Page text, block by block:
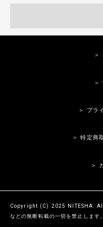
＞
＞
＞ プラ
＞ 特定商
＞
Copyright (C) 2025 NITESHA.
などの無断転載の一切を禁止します。